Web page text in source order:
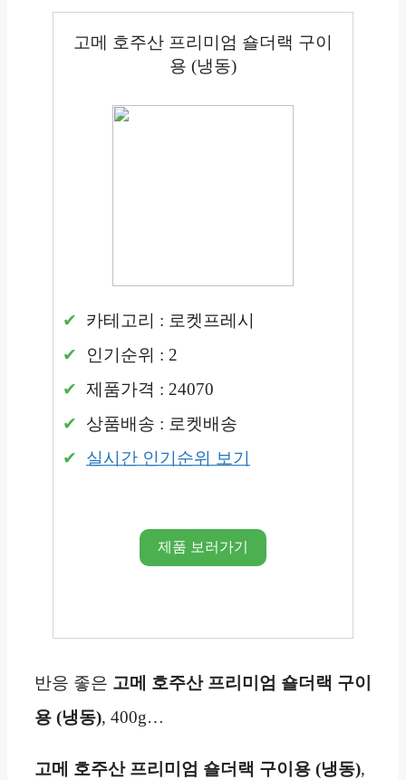
고메 호주산 프리미엄 숄더랙 구이
용 (냉동)
카테고리 : 로켓프레시
인기순위 : 2
제품가격 : 24070
상품배송 : 로켓배송
실시간 인기순위 보기
제품 보러가기
반응 좋은 고메 호주산 프리미엄 숄더랙 구이
용 (냉동), 400g…
고메 호주산 프리미엄 숄더랙 구이용 (냉동),